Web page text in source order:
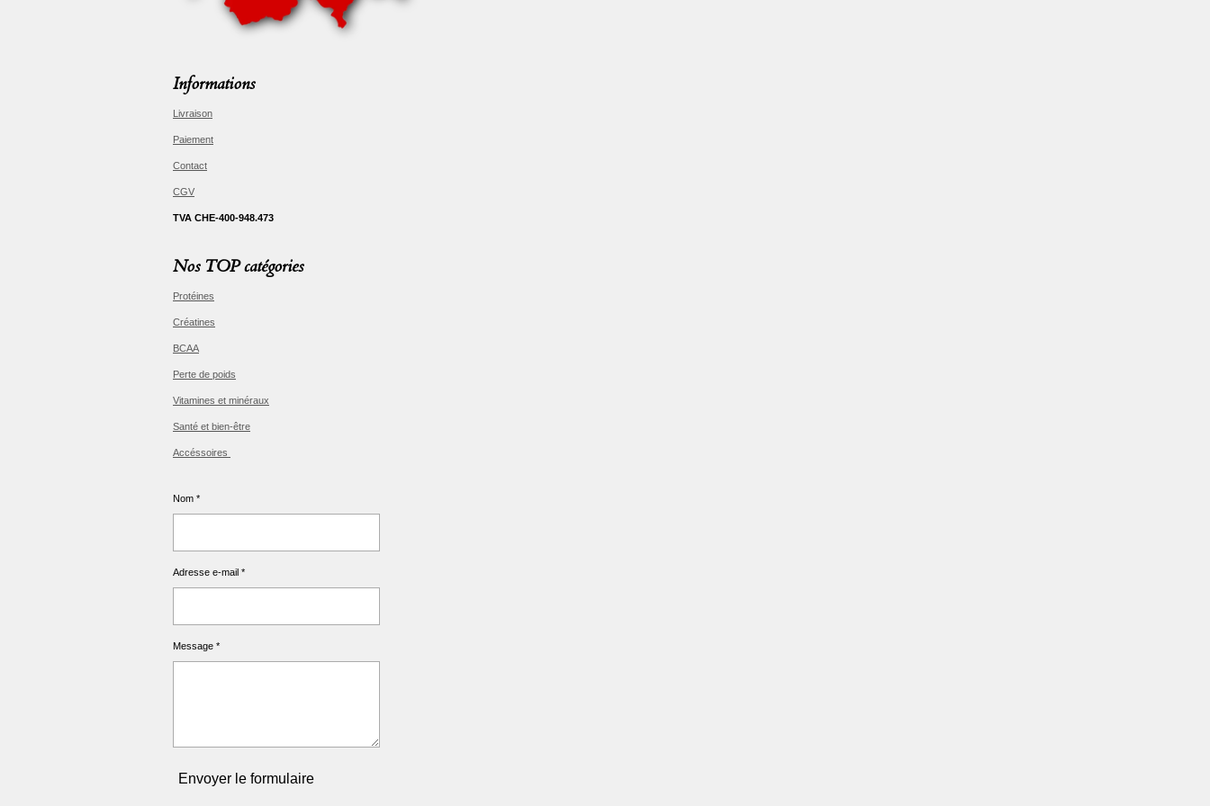
Informations
Livraison
Paiement
Contact
CGV
TVA CHE-400-948.473
Nos TOP catégories
Protéines
Créatines
BCAA
Perte de poids
Vitamines et minéraux
Santé et bien-être
Accéssoires
Nom *
Adresse e-mail *
Message *
Envoyer le formulaire